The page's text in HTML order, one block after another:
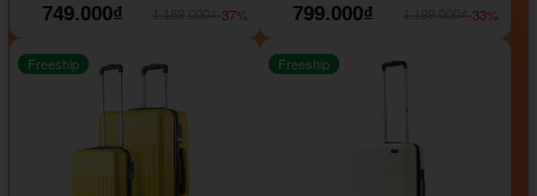
749.000₫
-37%
799.000₫
-33%
Freeship Freeship